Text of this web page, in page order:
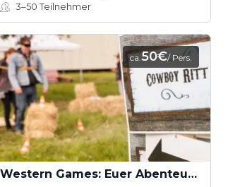
3–50Teilnehmer
ca.50€/ Pers.
Western Games: Euer Abenteuer im Wilden Westen